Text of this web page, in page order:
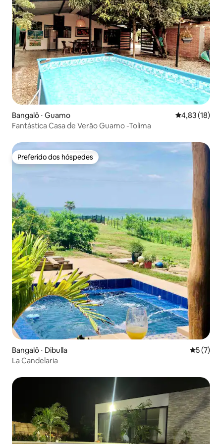
Bangalô ⋅ Guamo 4,83 de uma
4,83 (18)
Fantástica Casa de Verão Guamo -Tolima
Preferido dos hóspedes
Preferido dos hóspedes
Bangalô ⋅ Dibulla 5 de
5 (7)
La Candelaria